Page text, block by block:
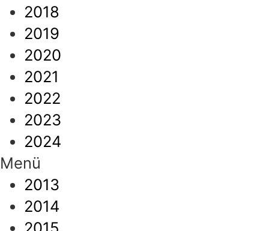
2018
2019
2020
2021
2022
2023
2024
Menü
2013
2014